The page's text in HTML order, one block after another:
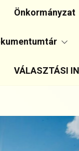
Önkormányzat
VÁLASZTÁSI